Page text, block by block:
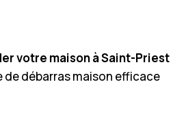
votre maison à Saint-Priest
de débarras maison efficace